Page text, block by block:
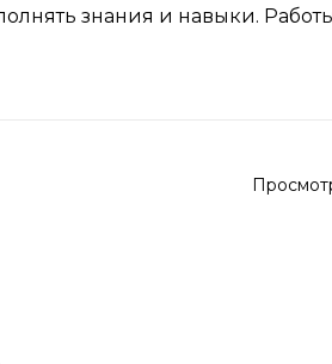
знания и навыки.